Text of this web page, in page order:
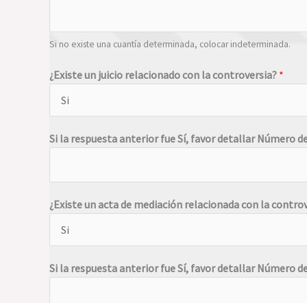
Si no existe una cuantía determinada, colocar indeterminada.
¿Existe un juicio relacionado con la controversia? *
Si la respuesta anterior fue Sí, favor detallar Número
¿Existe un acta de mediación relacionada con la
Si la respuesta anterior fue Sí, favor detallar Número